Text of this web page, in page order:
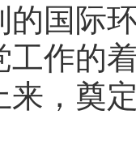
的国际
工作的
来，奠